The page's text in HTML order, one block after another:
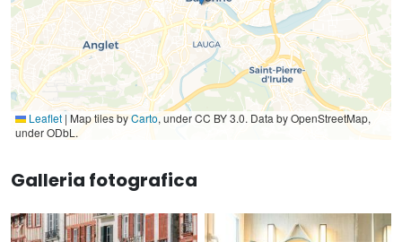
Leaflet | Map tiles byCarto, under CC BY 3.0. Data by OpenStreetMap,
under ODbL.
Galleria fotografica